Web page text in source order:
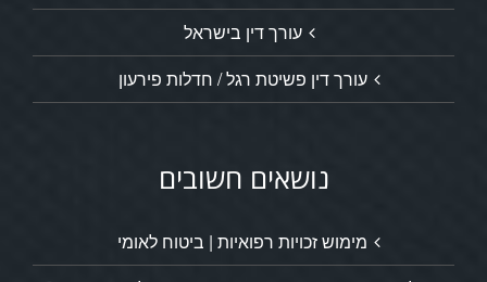
עורך דין בישראל
עורך דין פשיטת רגל / חדלות פירעון
נושאים חשובים
מימוש זכויות רפואיות | ביטוח לאומי